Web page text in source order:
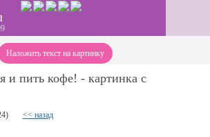
Наложить текст на картинку
и пить кофе! - картинка с
<< назад